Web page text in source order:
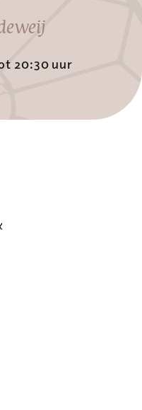
20:30 uur